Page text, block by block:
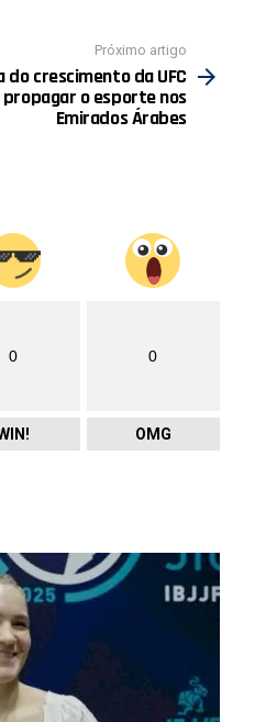
Próximo artigo
crescimento da UFC
propagar o esporte nos
Emirados Árabes
0 0
OMG